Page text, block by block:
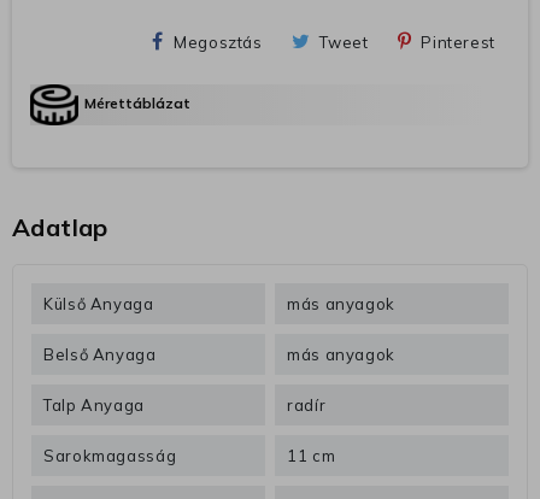
Megosztás Tweet Pinterest
Mérettáblázat
Adatlap
Külső Anyaga más anyagok
Belső Anyaga más anyagok
Talp Anyaga radír
Sarokmagasság 11 cm